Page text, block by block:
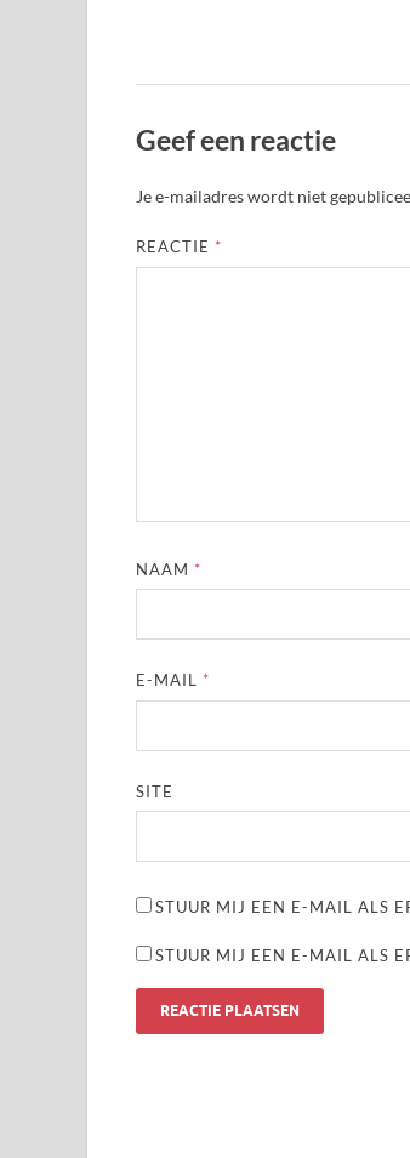
Geef een reactie
Je e-mailadres wordt niet
REACTIE *
NAAM *
E-MAIL *
SITE
STUUR MIJ EEN E-MAIL ALS
STUUR MIJ EEN E-MAIL ALS